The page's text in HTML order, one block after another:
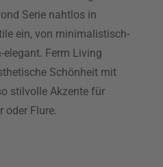
Serie nahtlos in
ein, von minimalistisch-
Ferm Living
Schönheit mit
stilvolle Akzente für
oder Flure.